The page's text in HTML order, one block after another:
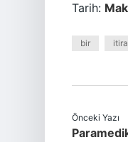
Tarih:
bir
Önceki Yazı